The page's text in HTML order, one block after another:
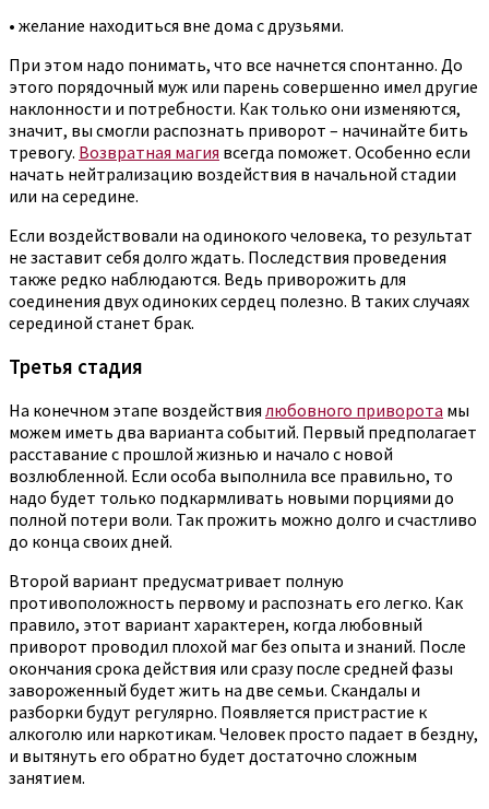
• желание находиться вне дома с друзьями.
При этом надо понимать, что все начнется спонтанно. До
этого порядочный муж или парень совершенно имел другие
наклонности и потребности. Как только они изменяются,
значит, вы смогли распознать приворот – начинайте бить
тревогу. Возвратная магия всегда поможет. Особенно если
начать нейтрализацию воздействия в начальной стадии
или на середине.
Если воздействовали на одинокого человека, то результат
не заставит себя долго ждать. Последствия проведения
также редко наблюдаются. Ведь приворожить для
соединения двух одиноких сердец полезно. В таких случаях
серединой станет брак.
Третья стадия
На конечном этапе воздействия любовного приворота мы
можем иметь два варианта событий. Первый предполагает
расставание с прошлой жизнью и начало с новой
возлюбленной. Если особа выполнила все правильно, то
надо будет только подкармливать новыми порциями до
полной потери воли. Так прожить можно долго и счастливо
до конца своих дней.
Второй вариант предусматривает полную
противоположность первому и распознать его легко. Как
правило, этот вариант характерен, когда любовный
приворот проводил плохой маг без опыта и знаний. После
окончания срока действия или сразу после средней фазы
завороженный будет жить на две семьи. Скандалы и
разборки будут регулярно. Появляется пристрастие к
алкоголю или наркотикам. Человек просто падает в бездну,
и вытянуть его обратно будет достаточно сложным
занятием.